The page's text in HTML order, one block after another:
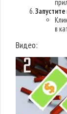
в
Видео: